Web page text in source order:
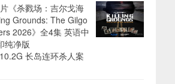
《杀戮场：吉尔戈海
Grounds: The Gilgo
2026》全4集 英语中
纯净版
长岛连环杀人案